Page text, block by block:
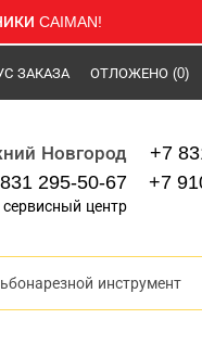
CAIMAN!
ЗАКАЗА ОТЛОЖЕНО (0)
Новгород
295-50-67
сервисный центр
+7
+7
инструмент